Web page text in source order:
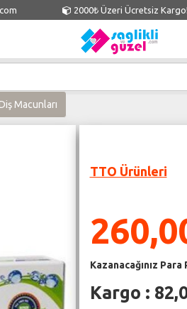
2000₺ Üzeri Ücretsiz Kargo!
Macunları
TTO Ürünleri
Kazanacağınız Para
Kargo :